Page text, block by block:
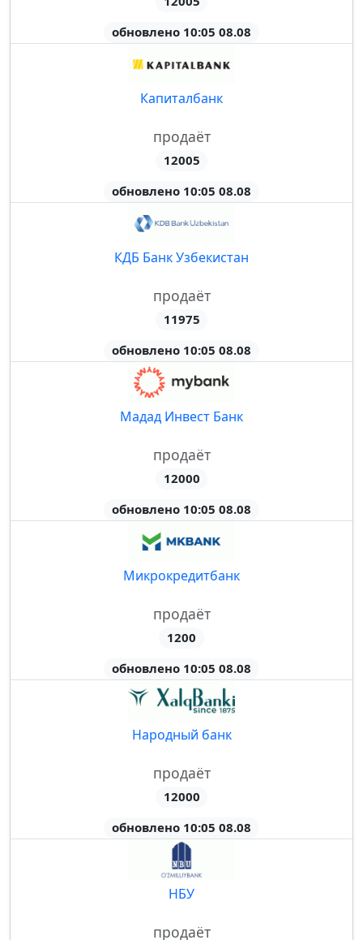
обновлено 10:05 08.08
Капиталбанк
продаёт
12005
обновлено 10:05 08.08
КДБ Банк Узбекистан
продаёт
11975
обновлено 10:05 08.08
Мадад Инвест Банк
продаёт
12000
обновлено 10:05 08.08
Микрокредитбанк
продаёт
1200
обновлено 10:05 08.08
Народный банк
продаёт
12000
обновлено 10:05 08.08
НБУ
продаёт